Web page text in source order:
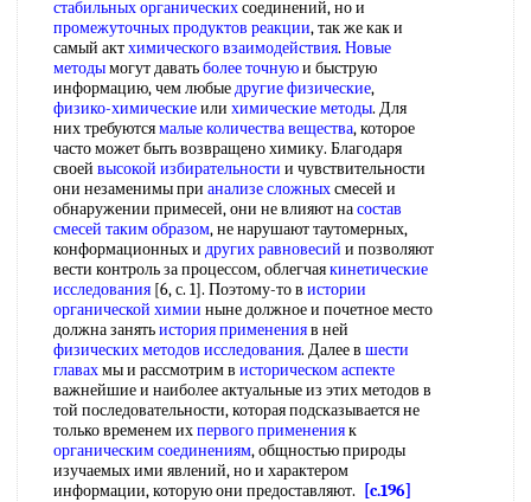
стабильных органическихсоединений, но и
промежуточных продуктов реакции, так же как и
самый актхимического взаимодействия. Новые
методымогут даватьболее точнуюи быструю
информацию, чем любыедругие физические,
физико-химическиеили химические методы. Для
них требуютсямалые количества вещества, которое
часто может быть возвращено химику. Благодаря
своей высокой избирательности и чувствительности
они незаменимы при анализе сложныхсмесей и
обнаружении примесей, они не влияют насостав
смесей таким образом, не нарушают таутомерных,
конформационных и других равновесий и позволяют
вести контроль за процессом, облегчаякинетические
исследования [6, с. 1]. Поэтому-то в истории
органической химии ныне должное и почетное место
должна занятьистория примененияв ней
физических методов исследования. Далее в шести
главахмы и рассмотрим в историческом аспекте
важнейшие и наиболее актуальные из этих методов в
той последовательности, которая подсказывается не
только временем ихпервого примененияк
органическим соединениям, общностью природы
изучаемых ими явлений, но и характером
информации, которую они предоставляют.
[c.196]